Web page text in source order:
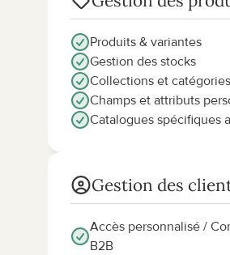
Produits & variantes
Gestion des stocks
Collections et
Champs et attributs
Catalogues spécifiques
Gestion des
Accès personnalisé /
B2B